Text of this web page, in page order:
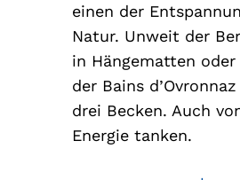
einen der
Natur. Unweit der
in Hängematten
der Bains
drei Becken. Auch
Energie tanken.